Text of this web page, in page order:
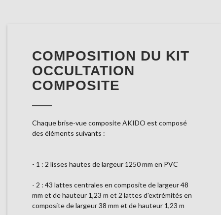
COMPOSITION DU KIT
OCCULTATION
COMPOSITE
Chaque brise-vue composite AKIDO est composé
des éléments suivants :
- 1 : 2 lisses hautes de largeur 1250 mm en PVC
- 2 : 43 lattes centrales en composite de largeur 48
mm et de hauteur 1,23 m et 2 lattes d'extrémités en
composite de largeur 38 mm et de hauteur 1,23 m